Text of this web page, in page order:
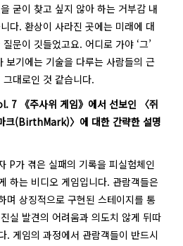
굳이 찾고 싶지 않아 하는 거부감 내
다. 환상이 사라진 곳에는 미래에 대
문이 깃들었고요. 어디로 가야 ‘그’
보기에는 기술을 다루는 사람들의 근
대로인 것 같습니다.
7 《주사위 게임》에서 선보인 〈쥐
크(BirthMark)〉에 대한 간략한 설명
P가 겪은 실패의 기록을 피실험체인
하는 비디오 게임입니다. 관람객들은
며 상징적으로 구현된 스테이지를 통
실 발견의 어려움과 의도치 않게 뒤따
. 게임의 과정에서 관람객들이 반드시